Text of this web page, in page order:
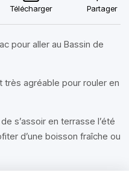
Télécharger Partager
pour aller au Bassin de
agréable pour rouler en
s’assoir en terrasse l’été
d’une boisson fraîche ou